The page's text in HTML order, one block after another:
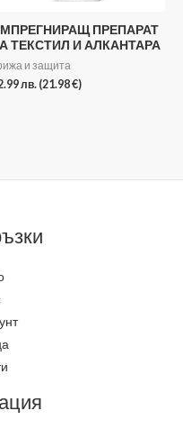
ПРЕПАРАТ
ТЕКСТИЛ И АЛКАНТАРА
и защита
лв. (21.98 €)